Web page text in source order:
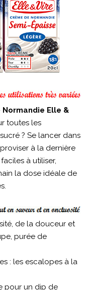
Elle &
toutes les
? Se lancer dans
à la dernière
à utiliser,
la dose idéale de
de la douceur et
purée de
: les escalopes à la
pour un dip de